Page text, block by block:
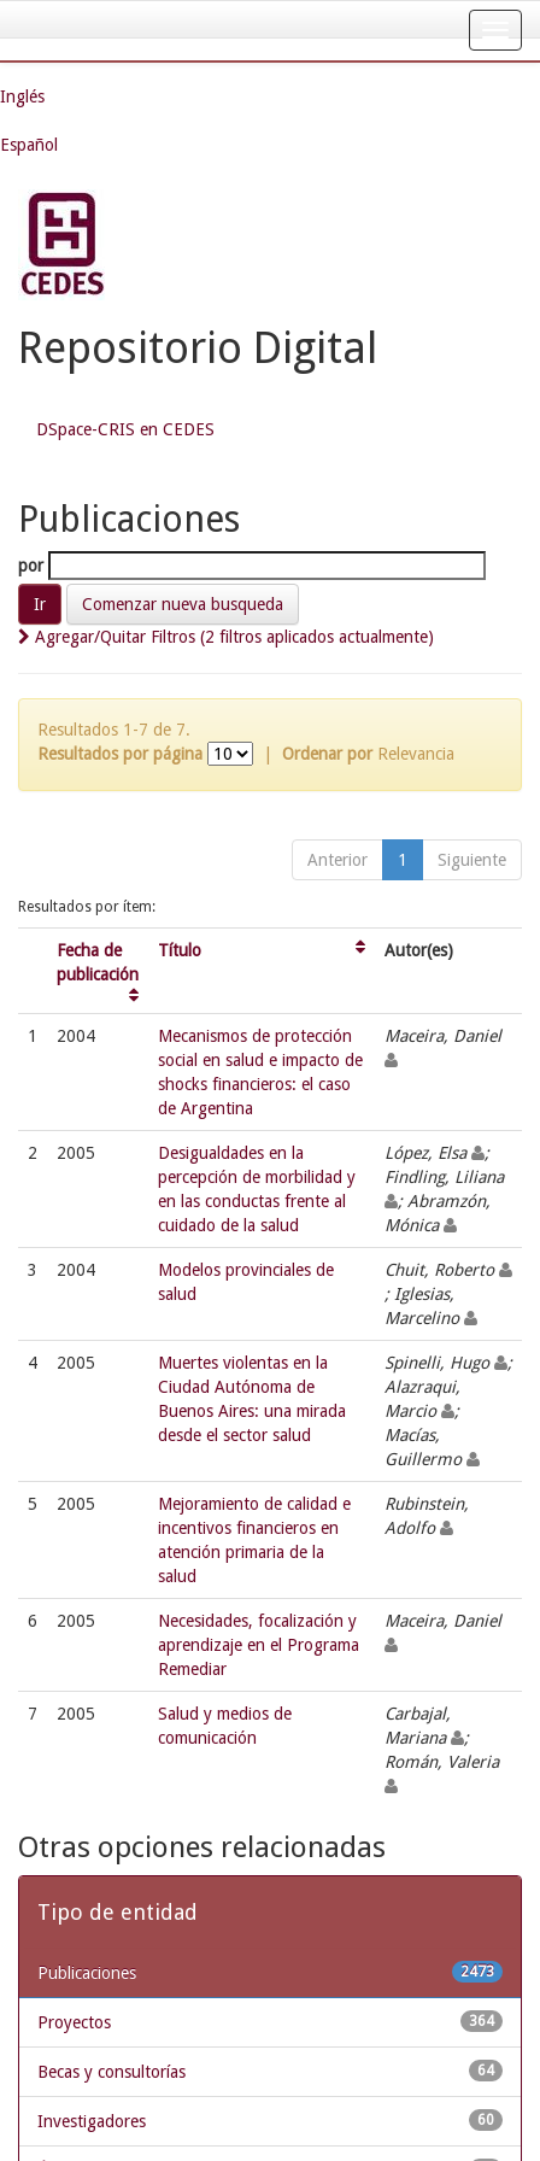
navigation
Inglés
Español
Repositorio Digital
DSpace-CRIS en CEDES
Publicaciones
por
Comenzar nueva busqueda
Agregar/Quitar Filtros (2 filtros aplicados actualmente)
Resultados 1-7 de 7.
Resultados por página
Ordenar por Relevancia
Anterior 1 Siguiente
Resultados por ítem:
Fecha de
publicación
Título Autor(es)
1 2004
Mecanismos de protección
social en salud e impacto de
shocks financieros: el caso
de Argentina
Maceira, Daniel
2 2005
Desigualdades en la
percepción de morbilidad y
en las conductas frente al
cuidado de la salud
López, Elsa
;
Findling, Liliana
; Abramzón,
Mónica
3 2004
Modelos provinciales de
salud
Chuit, Roberto
; Iglesias,
Marcelino
4 2005
Muertes violentas en la
Ciudad Autónoma de
Buenos Aires: una mirada
desde el sector salud
Spinelli, Hugo
;
Alazraqui,
Marcio
;
Macías,
Guillermo
5 2005
Mejoramiento de calidad e
incentivos financieros en
atención primaria de la
salud
Rubinstein,
Adolfo
6 2005
Necesidades, focalización y
aprendizaje en el Programa
Remediar
Maceira, Daniel
7 2005
Salud y medios de
comunicación
Carbajal,
Mariana
;
Román, Valeria
Otras opciones relacionadas
Tipo de entidad
2473
Publicaciones
364
Proyectos
64
Becas y consultorías
60
Investigadores